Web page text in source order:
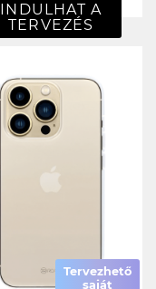
INDULHAT A
TERVEZÉS
Tervezhető
saját